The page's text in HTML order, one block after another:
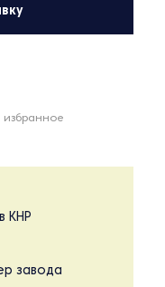
избранное
КНР
завода